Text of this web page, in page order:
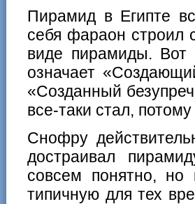
Пирамид в Египте
себя фараон строил
виде пирамиды.
означает
«Созданный
все-таки стал,
Снофру
достраивал
совсем понятно, но
типичную для тех